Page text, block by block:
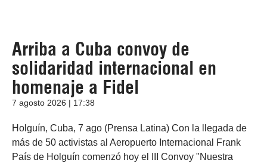
Arriba a Cuba convoy de
solidaridad internacional en
homenaje a Fidel
7 agosto 2026 | 17:38
Holguín, Cuba, 7 ago (Prensa Latina) Con la llegada de
más de 50 activistas al Aeropuerto Internacional Frank
País de Holguín comenzó hoy el III Convoy "Nuestra